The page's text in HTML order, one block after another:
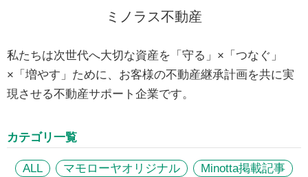
ミノラス不動産
私たちは次世代へ大切な資産を「守る」×「つなぐ」
×「増やす」ために、お客様の不動産継承計画を共に実
現させる不動産サポート企業です。
カテゴリ一覧
ALL マモローヤオリジナル
Minotta掲載記事